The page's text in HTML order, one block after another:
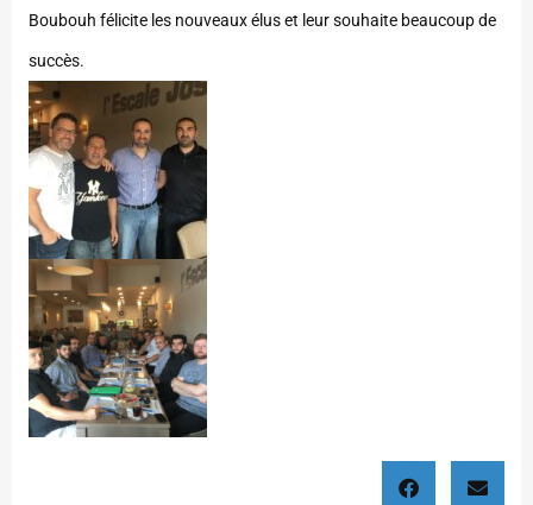
Boubouh félicite les nouveaux élus et leur souhaite beaucoup de
succès.